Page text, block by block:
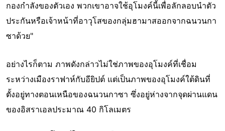
กองกำลังของตัวเอง พวกเขาอาจใช้อุโมงค์นี้เพื่อลักลอบนำตัว
ประกันหรือเจ้าหน้าที่อาวุโสของกลุ่มฮามาสออกจากฉนวนกา
ซาด้วย"
อย่างไรก็ตาม ภาพดังกล่าวไม่ใช่ภาพของอุโมงค์ที่เชื่อม
ระหว่างเมืองราฟาห์กับอียิปต์ แต่เป็นภาพของอุโมงค์ใต้ดินที่
ตั้งอยู่ทางตอนเหนือของฉนวนกาซา ซึ่งอยู่ห่างจากจุดผ่านแดน
ของอิสราเอลประมาณ 40 กิโลเมตร